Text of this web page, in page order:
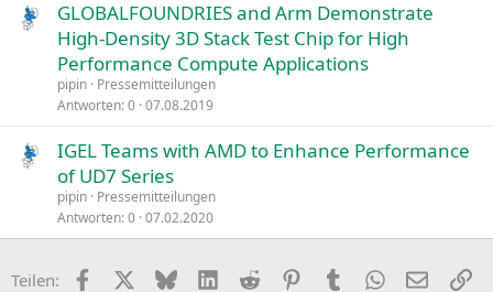
GLOBALFOUNDRIES and Arm Demonstrate
High-Density 3D Stack Test Chip for High
Performance Compute Applications
pipin Pressemitteilungen
Antworten 0 07.08.2019
IGEL Teams with AMD to Enhance Performance
of UD7 Series
pipin Pressemitteilungen
Antworten 0 07.02.2020
Teilen: Facebook BlueskyLinkedIn
Reddit PinterestTumblr WhatsApp
E-Mail